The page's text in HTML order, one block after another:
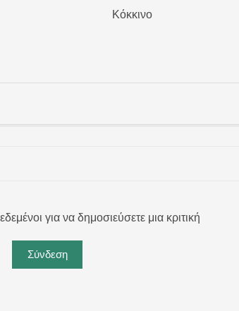
Κόκκινο
για να δημοσιεύσετε μια κριτική
Σύνδεση